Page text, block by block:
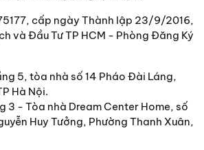
cấp ngày Thành lập 23/9/2016,
và Đầu Tư TP HCM - Phòng Đăng Ký
5, tòa nhà số 14 Pháo Đài Láng,
Hà Nội.
3 - Tòa nhà Dream Center Home, số
Huy Tưởng, Phường Thanh Xuân,